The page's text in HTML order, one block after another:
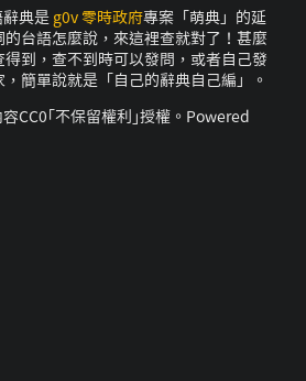
典是 g0v 零時政府專案「萌典」的延
台語怎麼說，來這裡查就對了！甚麼
到，查不到時可以發問，或者自己發
簡單說就是「自己的辭典自己編」。
CC0｢不保留權利｣授權。Powered